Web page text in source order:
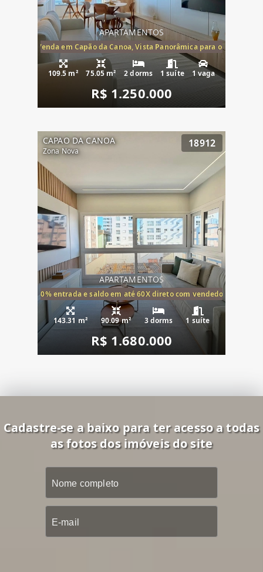
APARTAMENTOS
Mar à Venda em Capão da Canoa, Vista Panorâmica para o Mar, 2
109.5 m² 75.05 m² 2 dorms 1 suíte 1 vaga
R$ 1.250.000
CAPAO DA CANOA
Zona Nova
18912
APARTAMENTOS
20% entrada e saldo em até 60X direto com vendedor
143.31 m² 90.09 m² 3 dorms 1 suíte
R$ 1.680.000
Cadastre-se a baixo para ter acesso a todas
as fotos dos imóveis do site